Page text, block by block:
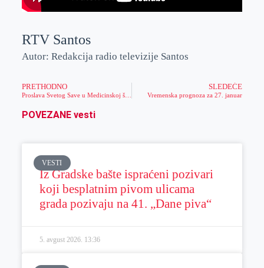
RTV Santos
Autor: Redakcija radio televizije Santos
PRETHODNO
Proslava Svetog Save u Medicinskoj školi
SLEDEĆE
Vremenska prognoza za 27. januar
POVEZANE vesti
VESTI
Iz Gradske bašte ispraćeni pozivari
koji besplatnim pivom ulicama
grada pozivaju na 41. „Dane piva“
5. avgust 2026. 13:36